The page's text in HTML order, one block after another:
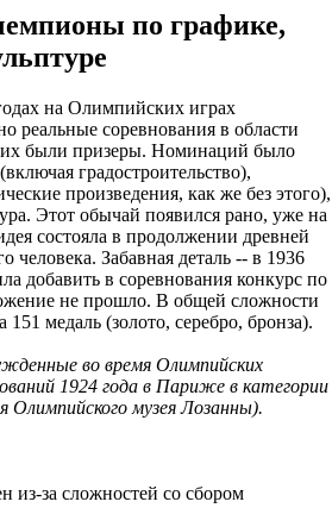
по графике,
на Олимпийских играх
реальные соревнования в области
были призеры. Номинаций было
градостроительство),
произведения, как же без этого),
Этот обычай появился рано, уже на
состояла в продолжении древней
человека. Забавная деталь -- в 1936
добавить в соревнования конкурс по
не прошло. В общей сложности
медаль (золото, серебро, бронза).
во время Олимпийских
1924 года в Париже в категории
Олимпийского музея Лозанны).
из-за сложностей со сбором